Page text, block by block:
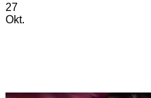
27
Okt.